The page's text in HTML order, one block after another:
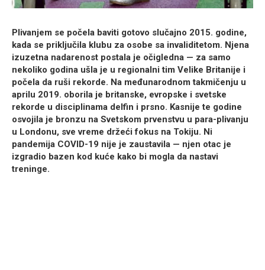
Plivanjem se počela baviti gotovo slučajno 2015. godine,
kada se priključila klubu za osobe sa invaliditetom. Njena
izuzetna nadarenost postala je očigledna — za samo
nekoliko godina ušla je u regionalni tim Velike Britanije i
počela da ruši rekorde. Na međunarodnom takmičenju u
aprilu 2019. oborila je britanske, evropske i svetske
rekorde u disciplinama delfin i prsno. Kasnije te godine
osvojila je bronzu na Svetskom prvenstvu u para-plivanju
u Londonu, sve vreme držeći fokus na Tokiju. Ni
pandemija COVID-19 nije je zaustavila — njen otac je
izgradio bazen kod kuće kako bi mogla da nastavi
treninge.